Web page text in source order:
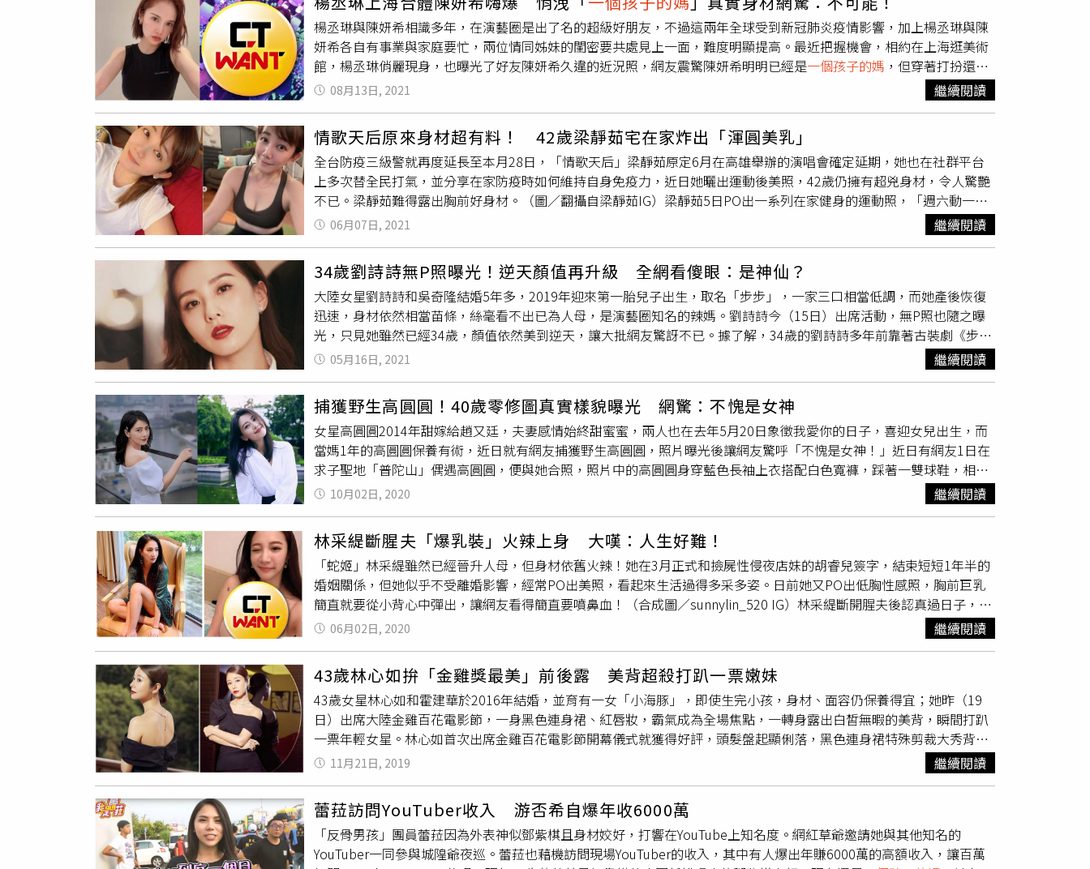
妹的心」。蕾菈女兒親自揭密婚禮畫的秘密，而湯宇也意有所指地寫下「差一個，再努力努力」。（圖／翻攝
la.112814、itschosenai IG）從女兒的畫作中還可以看到，她穿著黃色禮服，頭上戴著淺藍色的皇冠，湯宇則是穿著帥
氣的藍色上衣，露出寵溺的微笑捧著鮮花給蕾菈，身旁還有兩位「小孩」，這疑似一家四口的畫面立刻引起網友討論表
示，「好溫馨，一家人相處得好好」、「看了有點感動耶」、「怎麼有兩個小孩，該不會……」，讓不少粉絲瘋猜蕾菈
是否懷上二胎，還有網友高喊好事近了。 蕾菈女兒親自揭密婚禮畫的秘密，而湯宇也意有所指地寫下「差一個，再努力
努力」。（圖／翻攝la.112814、itschosenai IG）對此，蕾菈曬出了與湯宇聊天的內容，這才發現女兒畫作中的兩個小
孩，並非自己也非另一個「新家人」，而是市長和老師，原來女兒希望媽媽和湯宇的婚禮上有其他人見證，而湯宇則是
轉發了貼文，意有所指地透露，「差一個，在（再）努力努力」，似乎是想和蕾菈「製造出」愛的結晶。
楊丞琳與陳妍希相識多年，在演藝圈是出了名的超級好朋友，不過這兩年全球受到新冠肺炎疫情影響，加上楊丞琳與陳
妍希各自有事業與家庭要忙，兩位情同姊妹的閨密要共處見上一面，難度明顯提高。最近把握機會，相約在上海逛美術
館，楊丞琳俏麗現身，也曝光了好友陳妍希久違的近況照，網友震驚陳妍希明明已經是一個孩子的媽 ，但穿著打扮還有
身材，簡直跟少女一樣。楊丞琳與陳妍希難得相約看展覽，她曝光陳妍希的真實身材照片，纖瘦模樣讓粉絲驚豔。（圖
／翻攝IG）楊丞琳與陳妍希相約在上海當地逛美術館看展，當天頂著一頭俏麗短髮的楊丞琳，身穿黑色無袖洋裝，搭配
腿，體態也穠纖合度，完全看不出來，她其實已經是一個孩子的媽了。楊丞琳有感而發表示，和不同朋友去看展覽，會
有截然不同的感受，雖然她並沒有將所有照片上傳到社群平台，不過她也強調，粉絲看見她分享的這些照片，其實也是
其中的精華照。另一頭好友陳妍希也發文，隔空告白楊丞琳表示：「在這個花花世界裡，有我有妳，很是開心。」而現
在正值疫情警戒期間，2人在分享照片時，也有志一同在文末強調，看展覽的當天已有先詢問過現場的工作人員，「拍
照時脫口罩是可以的」，以免遭正義魔人的粉絲批評。
08月13日, 2021 繼續閱讀
情歌天后原來身材超有料！ 42歲梁靜茹宅在家炸出「渾圓美乳」
全台防疫三級警就再度延長至本月28日，「情歌天后」梁靜茹原定6月在高雄舉辦的演唱會確定延期，她也在社群平台
上多次替全民打氣，並分享在家防疫時如何維持自身免疫力，近日她曬出運動後美照，42歲仍擁有超兇身材，令人驚艷
不已。梁靜茹難得露出胸前好身材。（圖／翻攝自梁靜茹IG）梁靜茹5日PO出一系列在家健身的運動照，「週六動一動
了嗎大家」，只見梁靜茹身穿緊身瑜珈褲和運動內衣，在軟墊上做棒式運動。綁起頭髮的她，看起來相當賣力，穿上深
一個孩子的
！梁靜茹向粉絲分享居家防疫生活，除了大秀廚藝外還認真健身，甚至展現火辣身材，讓粉絲們全看傻眼。梁靜茹不
忘運動維持身材。（圖／翻攝自梁靜茹IG）梁靜茹認為，現在大家還能平安待在家，最應該感謝的是前線醫護無私奉
獻，6月16日是她的生日，以往生日她都是從6月的第一天就開始慶祝，但她發願「今年不過生日了」，並向各地的粉絲
打氣，「我們應該要把生日的能量及願望分給全世界，不能夠在這種困境之下還這麼天真、自私，有什麼資格慶祝自己
的快樂呢？你可以過得很好，但請不要慶祝，因為這個世界已經很困難了」。
06月07日, 2021 繼續閱讀
34歲劉詩詩無P照曝光！逆天顏值再升級 全網看傻眼：是神仙？
大陸女星劉詩詩和吳奇隆結婚5年多，2019年迎來第一胎兒子出生，取名「步步」，一家三口相當低調，而她產後恢復
迅速，身材依然相當苗條，絲毫看不出已為人母，是演藝圈知名的辣媽。劉詩詩今（15日）出席活動，無P照也隨之曝
光，只見她雖然已經34歲，顏值依然美到逆天，讓大批網友驚訝不已。據了解，34歲的劉詩詩多年前靠著古裝劇《步步
驚心》爆紅，與楊冪、趙麗穎、倪妮、唐嫣、Angelababy等人擠身為一線女星之列，而她也因拍戲與男主角吳奇隆假戲
真做，2人結婚至今5年多，感情恩愛育有1子，但一家三口平時非常低調，鮮少公開日常生活。綜合陸媒報導，劉詩詩
今日出席奢華品牌開幕儀式，只見她身穿一襲淡粉色的長洋裝、頂著黑色長捲髮，顏值和氣質依然出眾、不僅皮膚白
皙，身材也相當纖細，即便全身包得緊緊，也掩飾不住好身材，完全看不出已是一個孩子的媽
隨即登上微博熱搜，大批網友忍不住驚呼「太漂亮了吧 舉手投足都是優雅」、「這是什麼神仙氣質」」、「劉詩詩太美
了」、「生圖拍得超級美」。
05月16日, 2021 繼續閱讀
捕獲野生高圓圓！40歲零修圖真實樣貌曝光 網驚：不愧是女神
女星高圓圓2014年甜嫁給趙又廷，夫妻感情始終甜蜜蜜，兩人也在去年5月20日象徵我愛你的日子，喜迎女兒出生，而
當媽1年的高圓圓保養有術，近日就有網友捕獲野生高圓圓，照片曝光後讓網友驚呼「不愧是女神！」近日有網友1日在
求子聖地「普陀山」偶遇高圓圓，便與她合照，照片中的高圓圓身穿藍色長袖上衣搭配白色寬褲，踩著一雙球鞋，相當
休閒，她也配合地做出不同表情拍照，已經40歲的她皮膚依舊白皙緊緻，完全看不出已經是
。（圖／翻攝
搜狐新聞）其實今年1月就有網友在普陀山巧遇高圓圓，但當時對方不允許拍攝，所以沒有圖片流出，還透露高圓圓在
麗緹，她被網友發現和丈夫張倫碩到當地上香，她本人也直認是為了求子。（圖／翻攝搜狐新聞）
10月02日, 2020 繼續閱讀
林采緹斷腥夫「爆乳裝」火辣上身 大嘆：人生好難！
「蛇姬」林采緹雖然已經晉升人母，但身材依舊火辣！她在3月正式和撿屍性侵夜店妹的胡睿兒簽字，結束短短1年半的
婚姻關係，但她似乎不受離婚影響，經常PO出美照，看起來生活過得多采多姿。日前她又PO出低胸性感照，胸前巨乳
簡直就要從小背心中彈出，讓網友看得簡直要噴鼻血！（合成圖／sunnylin_520 IG）林采緹斷開腥夫後認真過日子，上
周還和閨蜜到苗栗縣旅遊，替好友開心慶生，也經常PO出私下帶孩子、和親友聚餐以及認真運動的照片，讓關心她的粉
絲也能安心，看起來已走出陰霾離婚。（合成圖／sunnylin_520 IG）林采緹昨（1日）貼出超辣自拍，只見她穿著一件
超低胸、超緊身的細肩帶背心，F罩杯的雙乳就快要包不住，看起來渾圓又有彈性，讓人無法相信她已是
媽。林采緹笑說當初買這件背心時，「看起來真的不是低胸」，所以包色全買下，但穿起來又擔心別人的觀感，所以只
能發發照片，大嘆「人生好難」。（圖／sunnylin_520 IG）有網友看得超仔細，指出她的胸部都爆出青筋了，林采緹親
自回應「我皮膚很薄又容易過敏」；有人問「洗到縮水了嗎？」她則說：「沒有。我買衣服因為覺得麻煩不愛試穿。」
粉絲看後紛紛大讚「又長大了嗎」、「太美了」、「非常好看」、「穿起來很像少女」、「辣媽」、「身材太好。爆開
了！」
06月02日, 2020 繼續閱讀
43歲林心如拚「金雞獎最美」前後露 美背超殺打趴一票嫩妹
43歲女星林心如和霍建華於2016年結婚，並育有一女「小海豚」，即使生完小孩，身材、面容仍保養得宜；她昨（19
日）出席大陸金雞百花電影節，一身黑色連身裙、紅唇妝，霸氣成為全場焦點，一轉身露出白皙無暇的美背，瞬間打趴
一票年輕女星。林心如首次出席金雞百花電影節開幕儀式就獲得好評，頭髮盤起顯俐落，黑色連身裙特殊剪裁大秀背部
線條，優雅展現出女人味，臉上的紅唇更是讓她氣場強到成為全場焦點。粉絲看到照片後紛紛留言，「天呀，看不出已
了，好美。」不過定睛一看，網友指出「鼻子怪怪的」，是否有悄悄地進廠維修。對此許多粉絲幫忙
澄清，林心如的鼻子是真的，拿出林心如參加實境節目《親愛的客棧3》的畫面佐證；粉絲指出，林心如拿著衛生紙擤
鼻涕，若是假的不會用力揉。
11月21日, 2019 繼續閱讀
蕾菈訪問YouTuber收入 游否希自爆年收6000萬
「反骨男孩」團員蕾菈因為外表神似鄧紫棋且身材姣好，打響在YouTube上知名度。網紅草爺邀請她與其他知名的
YouTuber一同參與城隍爺夜巡。蕾菈也藉機訪問現場YouTuber的收入，其中有人爆出年賺6000萬的高額收入，讓百萬